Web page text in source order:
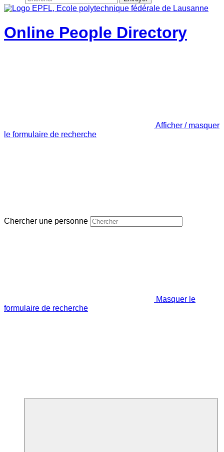
Online People Directory
Afficher / masquer
le formulaire de recherche
Chercher une personne
Masquer le
formulaire de recherche